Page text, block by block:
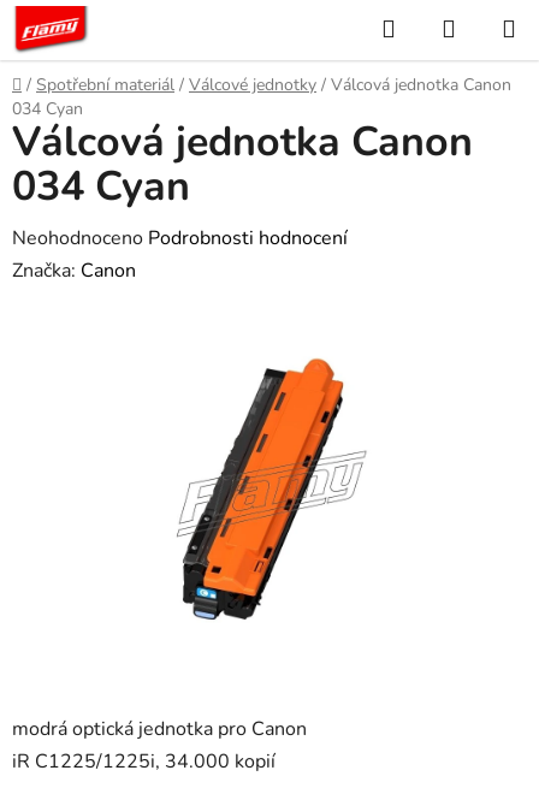
Přejít
obsah
Hledat
KOŠÍK
Domů
/ Spotřební materiál / Válcové jednotky / Válcová jednotka Canon
034 Cyan
modrá optická jednotka pro Canon
iR C1225/1225i, 34.000 kopií
Válcová jednotka Canon
034 Cyan
Průměrné
hodnocení
Neohodnoceno Podrobnosti hodnocení
Značka: Canon